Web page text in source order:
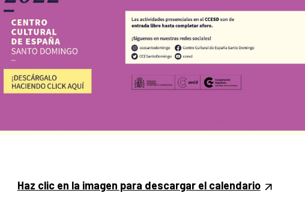
Haz clic en la imagen para descargar el calendario